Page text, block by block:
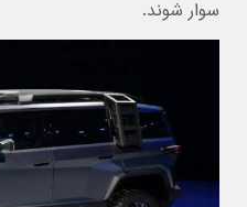
سوار شوند.